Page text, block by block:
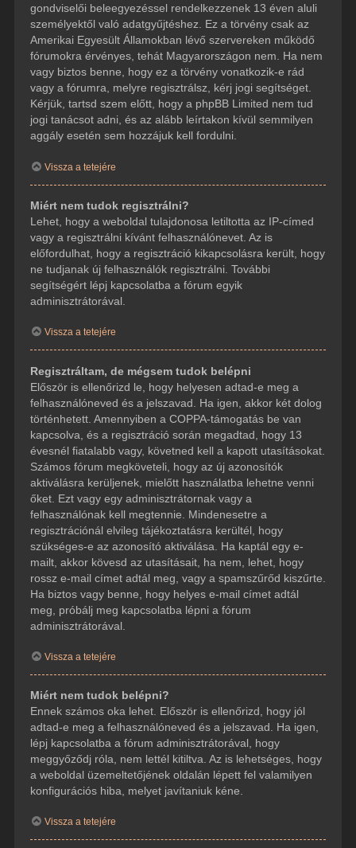
gondviselői beleegyezéssel rendelkezzenek 13 éven aluli
személyektől való adatgyűjtéshez. Ez a törvény csak az
Amerikai Egyesült Államokban lévő szervereken működő
fórumokra érvényes, tehát Magyarországon nem. Ha nem
vagy biztos benne, hogy ez a törvény vonatkozik-e rád
vagy a fórumra, melyre regisztrálsz, kérj jogi segítséget.
Kérjük, tartsd szem előtt, hogy a phpBB Limited nem tud
jogi tanácsot adni, és az alább leírtakon kívül semmilyen
aggály esetén sem hozzájuk kell fordulni.
Vissza a tetejére
Miért nem tudok regisztrálni?
Lehet, hogy a weboldal tulajdonosa letiltotta az IP-címed
vagy a regisztrálni kívánt felhasználónevet. Az is
előfordulhat, hogy a regisztráció kikapcsolásra került, hogy
ne tudjanak új felhasználók regisztrálni. További
segítségért lépj kapcsolatba a fórum egyik
adminisztrátorával.
Vissza a tetejére
Regisztráltam, de mégsem tudok belépni
Először is ellenőrizd le, hogy helyesen adtad-e meg a
felhasználóneved és a jelszavad. Ha igen, akkor két dolog
történhetett. Amennyiben a COPPA-támogatás be van
kapcsolva, és a regisztráció során megadtad, hogy 13
évesnél fiatalabb vagy, követned kell a kapott utasításokat.
Számos fórum megköveteli, hogy az új azonosítók
aktiválásra kerüljenek, mielőtt használatba lehetne venni
őket. Ezt vagy egy adminisztrátornak vagy a
felhasználónak kell megtennie. Mindenesetre a
regisztrációnál elvileg tájékoztatásra kerültél, hogy
szükséges-e az azonosító aktiválása. Ha kaptál egy e-
mailt, akkor kövesd az utasításait, ha nem, lehet, hogy
rossz e-mail címet adtál meg, vagy a spamszűrőd kiszűrte.
Ha biztos vagy benne, hogy helyes e-mail címet adtál
meg, próbálj meg kapcsolatba lépni a fórum
adminisztrátorával.
Vissza a tetejére
Miért nem tudok belépni?
Ennek számos oka lehet. Először is ellenőrizd, hogy jól
adtad-e meg a felhasználóneved és a jelszavad. Ha igen,
lépj kapcsolatba a fórum adminisztrátorával, hogy
meggyőződj róla, nem lettél kitiltva. Az is lehetséges, hogy
a weboldal üzemeltetőjének oldalán lépett fel valamilyen
konfigurációs hiba, melyet javítaniuk kéne.
Vissza a tetejére